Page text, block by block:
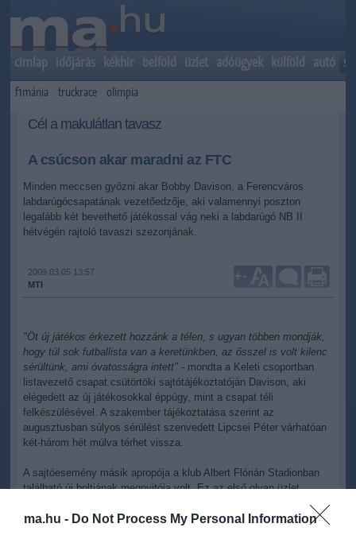
ma.hu - Do Not Process My Personal Information
címlap időjárás kékhír belföld üzlet adóügyek külföld autó
f1mánia truckrace olimpia
Cél a makulátlan tavasz
A csúcson akar maradni az FTC
Minden meccsen győzni akar Bobby Davison, a Ferencváros
labdarúgócsapatának vezetőedzője, aki valamennyi poszton
legalább két bevethető játékossal vág neki a labdarúgó NB II
hétvégén rajtoló tavaszi szezonjának.
2009.03.05 13:57
MTI
+-
"Öt új játékos érkezett hozzánk a télen, s ugyan többen mondják,
hogy túl sok futballista van a keretünkben, az ősszel is volt kilenc
sérültünk, ami óvatosságra intett" - mondta a Keleti csoportban
listavezető csapat csütörtöki sajtótájékoztatóján Davison, aki
elégedett az új játékosokkal éppúgy, mint a csapat téli
felkészülésével. A szakember tájékoztatása szerint az
augusztusban súlyos sérülést szenvedett Lipcsei Péter várhatóan
két-három hét múlva térhet vissza.
A sajtóesemény másik apropója a klub Albert Flórián Stadionban
található új boltjának megnyitója volt. Ez az első olyan üzlet,